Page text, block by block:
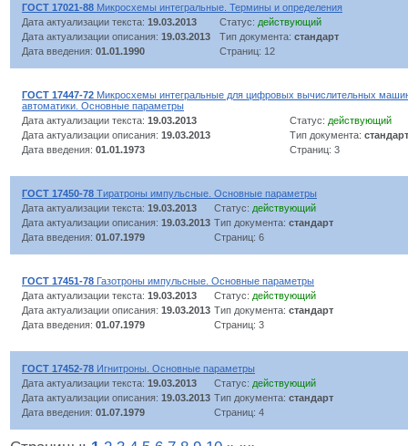
ГОСТ 17021-88 Микросхемы интегральные. Термины и определения
Дата актуализации текста: 19.03.2013 Статус: действующий
Дата актуализации описания: 19.03.2013 Тип документа: стандарт
Дата введения: 01.01.1990 Страниц: 12
ГОСТ 17447-72 Микросхемы интегральные для цифровых вычислительных
автоматики. Основные параметры
Дата актуализации текста: 19.03.2013 Статус: действующий
Дата актуализации описания: 19.03.2013 Тип документа: стандарт
Дата введения: 01.01.1973 Страниц: 3
ГОСТ 17450-78 Тиратроны импульсные. Основные параметры
Дата актуализации текста: 19.03.2013 Статус: действующий
Дата актуализации описания: 19.03.2013 Тип документа: стандарт
Дата введения: 01.07.1979 Страниц: 6
ГОСТ 17451-78 Газотроны импульсные. Основные параметры
Дата актуализации текста: 19.03.2013 Статус: действующий
Дата актуализации описания: 19.03.2013 Тип документа: стандарт
Дата введения: 01.07.1979 Страниц: 3
ГОСТ 17452-78 Игнитроны. Основные параметры
Дата актуализации текста: 19.03.2013 Статус: действующий
Дата актуализации описания: 19.03.2013 Тип документа: стандарт
Дата введения: 01.07.1979 Страниц: 4